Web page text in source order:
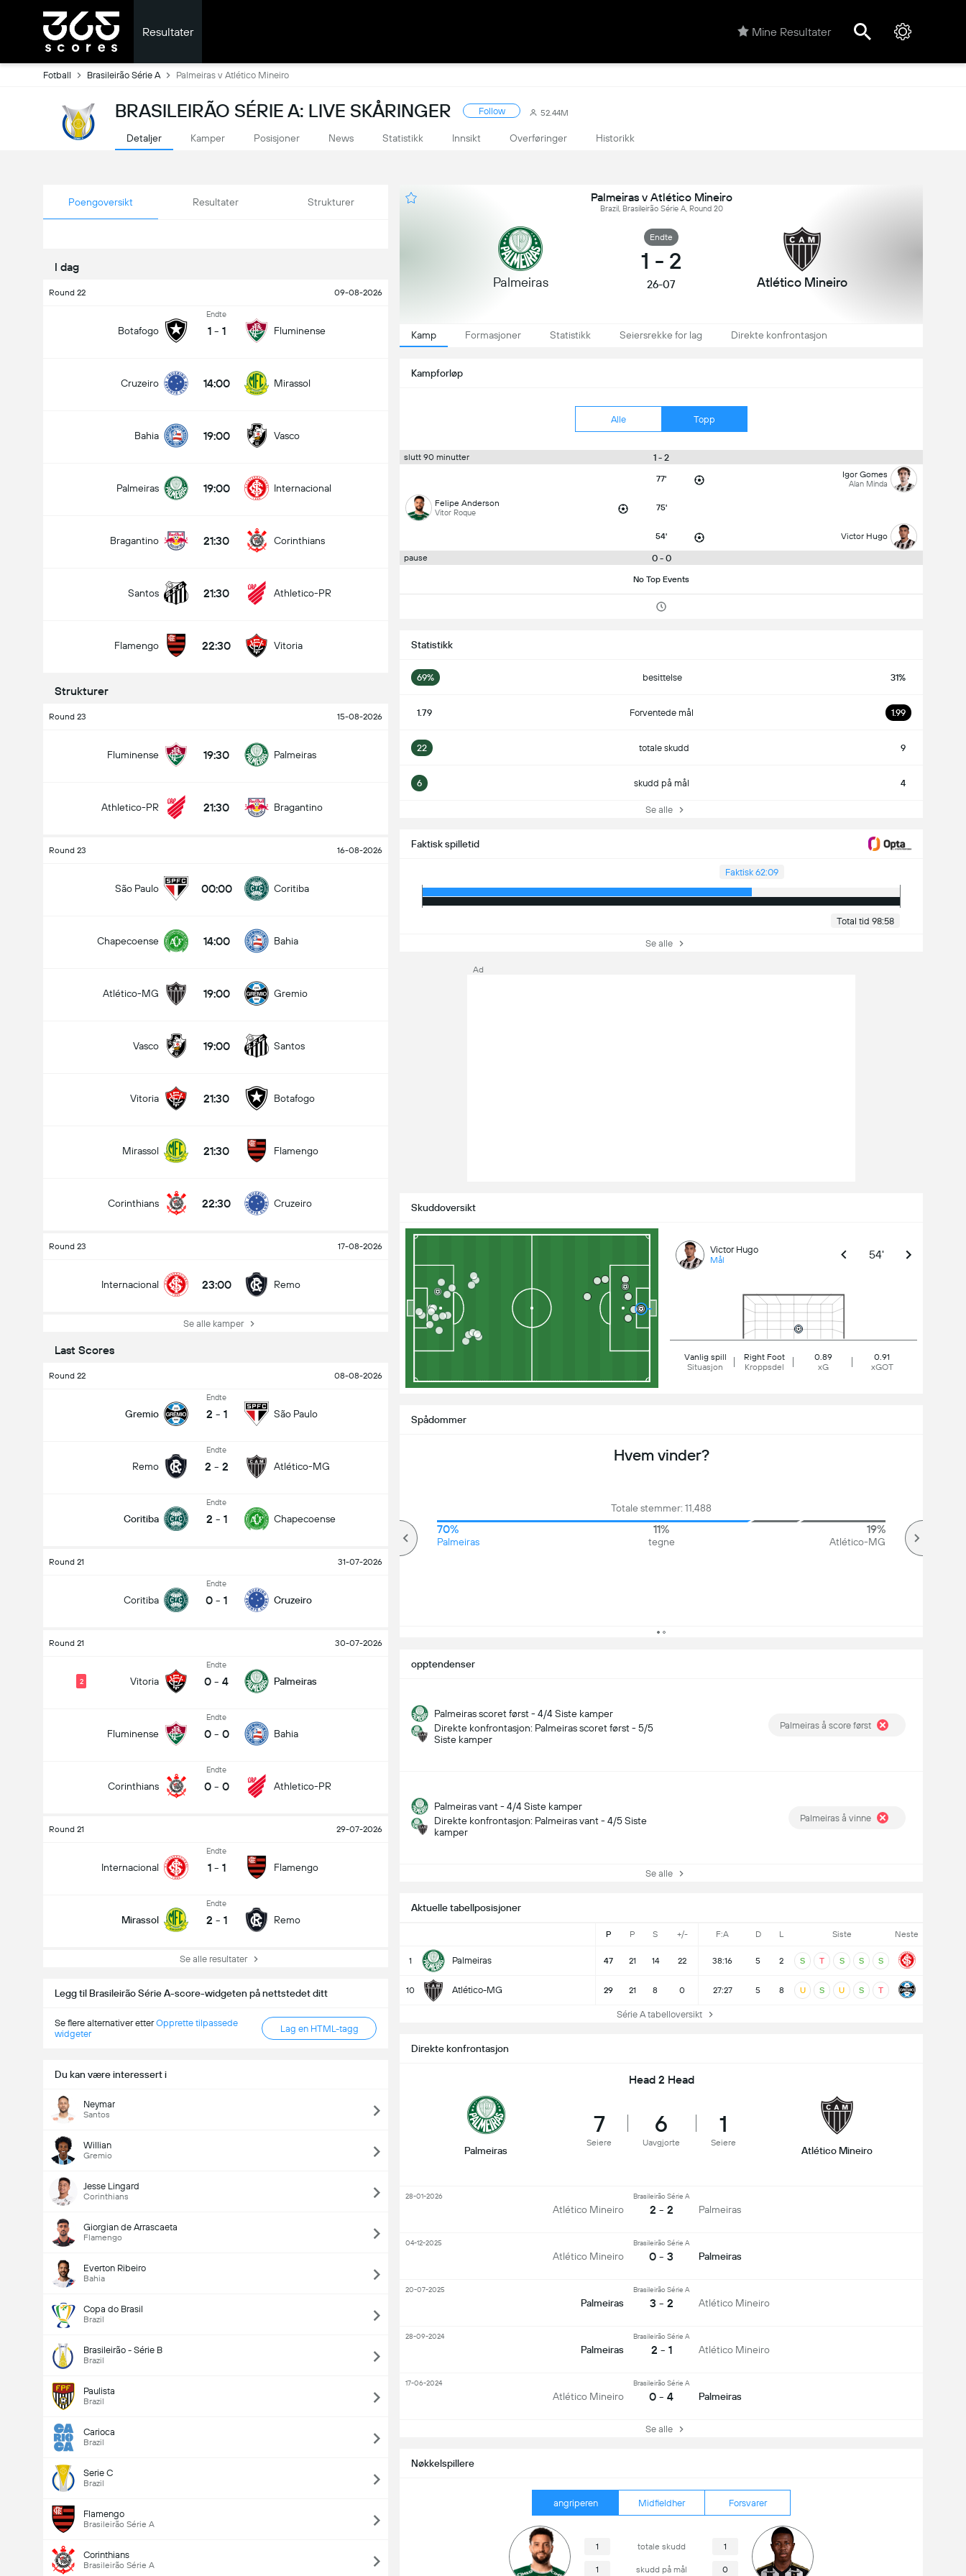
Resultater Mine Resultater
Fotball Brasileirão Série A Palmeiras v Atlético Mineiro
BRASILEIRÃO SÉRIE A: LIVE SKÅRINGER Follow 52.44M
Detaljer Kamper Posisjoner News Statistikk Innsikt Overføringer Historikk
Poengoversikt Resultater Strukturer
I dag
Round 22 09-08-2026
Botafogo
Endte
1 - 1 Fluminense
Cruzeiro 14:00 Mirassol
Bahia 19:00 Vasco
Palmeiras 19:00 Internacional
Bragantino 21:30 Corinthians
Santos 21:30 Athletico-PR
Flamengo 22:30 Vitoria
Strukturer
Round 23 15-08-2026
Fluminense 19:30 Palmeiras
Athletico-PR 21:30 Bragantino
Round 23 16-08-2026
São Paulo 00:00 Coritiba
Chapecoense 14:00 Bahia
Atlético-MG 19:00 Gremio
Vasco 19:00 Santos
Vitoria 21:30 Botafogo
Mirassol 21:30 Flamengo
Corinthians 22:30 Cruzeiro
Round 23 17-08-2026
Internacional 23:00 Remo
Se alle kamper
Last Scores
Round 22 08-08-2026
Gremio
Endte
2 - 1 São Paulo
Remo
Endte
2 - 2 Atlético-MG
Coritiba
Endte
2 - 1 Chapecoense
Round 21 31-07-2026
Coritiba
Endte
0 - 1 Cruzeiro
Round 21 30-07-2026
Vitoria
2
Endte
0 - 4 Palmeiras
Fluminense
Endte
0 - 0 Bahia
Corinthians
Endte
0 - 0 Athletico-PR
Round 21 29-07-2026
Internacional
Endte
1 - 1 Flamengo
Mirassol
Endte
2 - 1 Remo
Se alle resultater
Legg til Brasileirão Série A-score-widgeten på nettstedet ditt
Se flere alternativer etterOpprette tilpassede
widgeter
Lag en HTML-tagg
Du kan være interessert i
Neymar
Santos
Willian
Gremio
Jesse Lingard
Corinthians
Giorgian de Arrascaeta
Flamengo
Everton Ribeiro
Bahia
Copa do Brasil
Brazil
Brasileirão - Série B
Brazil
Paulista
Brazil
Carioca
Brazil
Serie C
Brazil
Flamengo
Brasileirão Série A
Corinthians
Brasileirão Série A
Palmeiras v Atlético Mineiro
Brazil, Brasileirão Série A, Round 20
Palmeiras
Endte
1 - 2
26-07 Atlético Mineiro
Kamp Formasjoner Statistikk Seiersrekke for lag Direkte konfrontasjon
Kampforløp
Alle Topp
slutt 90 minutter 1 - 2
77' Igor Gomes
Alan Minda
Felipe Anderson
Vitor Roque 75'
54' Victor Hugo
pause 0 - 0
No Top Events
Nøkkelspillere
angriperen Midfieldher Forsvarer
1 totale skudd 1
1 skudd på mål 0
Statistikk
69% besittelse 31%
1.79 Forventede mål 1.99
22 totale skudd 9
6 skudd på mål 4
Se alle
Faktisk spilletid
Faktisk 62:09
Total tid 98:58
Se alle
Skuddoversikt
Victor Hugo
Mål 54'
Vanlig spill
Situasjon
Right Foot
Kroppsdel
0.89
xG
0.91
xGOT
Aktuelle tabellposisjoner
P P S +/- F:A D L Siste Neste
1 Palmeiras 47 21 14 22 38:16 5 2 S T S S S
10 Atlético-MG 29 21 8 0 27:27 5 8 U S U S T
Série A tabelloversikt
Spådommer
Hvem vinder?
Totale stemmer: 11,488
70%
Palmeiras
11%
tegne
19%
Atlético-MG
Totalt mål i kamp (2.5)
Totale stemmer: 1,024
opptendenser
Palmeiras scoret først - 4/4 Siste kamper
Direkte konfrontasjon: Palmeiras scoret først - 5/5
Siste kamper
Palmeiras å score først
Palmeiras vant - 4/4 Siste kamper
Direkte konfrontasjon: Palmeiras vant - 4/5 Siste
kamper
Palmeiras å vinne
Se alle
Direkte konfrontasjon
Head 2 Head
Palmeiras
7
Seiere
6
Uavgjorte
1
Seiere
Atlético Mineiro
Atlético Mineiro
Brasileirão Série A
2 - 2 Palmeiras
28-01-2026
Atlético Mineiro
Brasileirão Série A
0 - 3 Palmeiras
04-12-2025
Palmeiras
Brasileirão Série A
3 - 2 Atlético Mineiro
20-07-2025
Palmeiras
Brasileirão Série A
2 - 1 Atlético Mineiro
28-09-2024
Atlético Mineiro
Brasileirão Série A
0 - 4 Palmeiras
17-06-2024
Se alle
Ad